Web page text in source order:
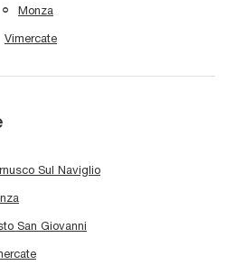
Monza
Vimercate
Sul Naviglio
San Giovanni